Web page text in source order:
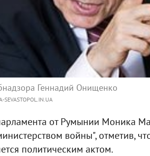
Геннадий Онищенко
SEVASTOPOL.IN.UA
от Румынии Моника
войны", отметив,
политическим актом.